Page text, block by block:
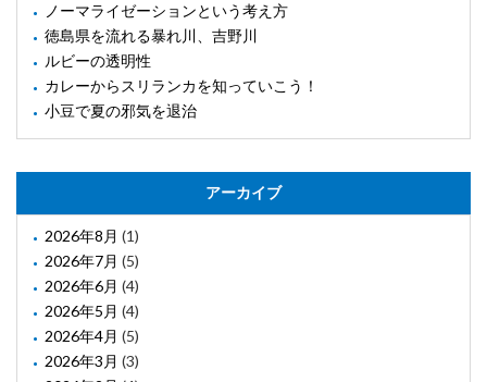
ノーマライゼーションという考え方
徳島県を流れる暴れ川、吉野川
ルビーの透明性
カレーからスリランカを知っていこう！
小豆で夏の邪気を退治
アーカイブ
2026年8月 (1)
2026年7月 (5)
2026年6月 (4)
2026年5月 (4)
2026年4月 (5)
2026年3月 (3)